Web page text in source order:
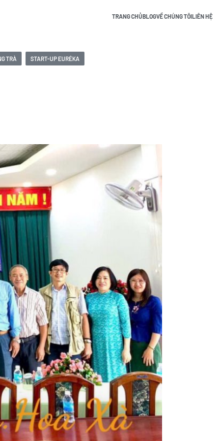
TRANG CHỦBLOGVỀ CHÚNG TÔILIÊN HỆ
TRÀ START-UP EURÉKA